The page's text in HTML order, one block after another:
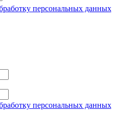
персональных данных
персональных данных